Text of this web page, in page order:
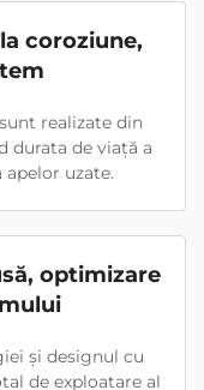
coroziune,
realizate din
durata de viață a
uzate.
optimizare
și designul cu
de exploatare al